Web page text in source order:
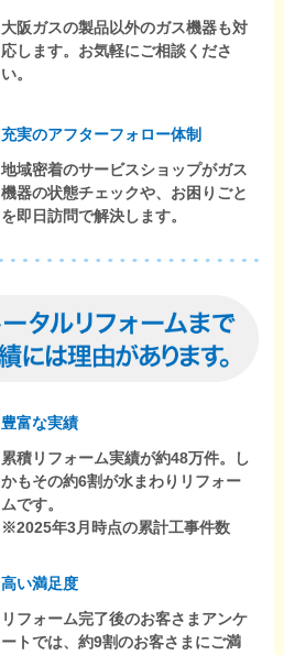
大阪ガスの製品以外のガス機器も対
応します。お気軽にご相談くださ
い。
充実のアフターフォロー体制
地域密着のサービスショップがガス
機器の状態チェックや、お困りごと
を即日訪問で解決します。
豊富な実績
累積リフォーム実績が約48万件。し
かもその約6割が水まわりリフォー
ムです。
※2025年3月時点の累計工事件数
高い満足度
リフォーム完了後のお客さまアンケ
ートでは、約9割のお客さまにご満